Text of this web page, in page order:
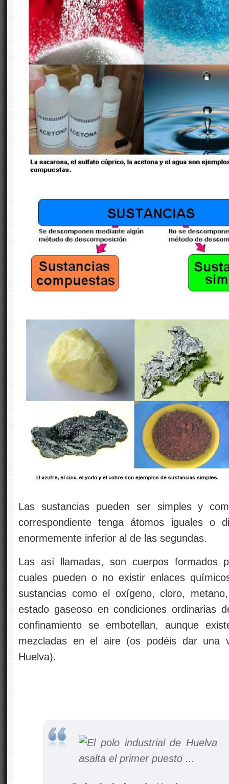
Las sustancias pueden ser simples y
correspondiente tenga átomos iguales o
enormemente inferior al de las segundas.
Las así llamadas, son cuerpos formados
cuales pueden o no existir enlaces
sustancias como el oxígeno, cloro,
estado gaseoso en condiciones ordinarias
confinamiento se embotellan, aunque
mezcladas en el aire (os podéis dar una
Huelva).